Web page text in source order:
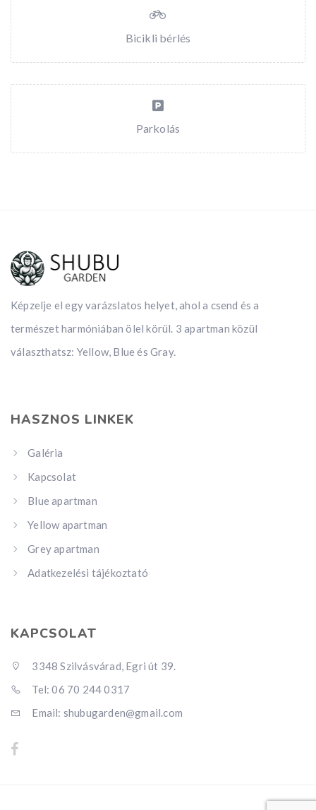
Bicikli bérlés
Parkolás
Képzelje el egy varázslatos helyet, ahol a csend és a
természet harmóniában ölel körül. 3 apartman közül
választhatsz: Yellow, Blue és Gray.
HASZNOS LINKEK
Galéria
Kapcsolat
Blue apartman
Yellow apartman
Grey apartman
Adatkezelési tájékoztató
KAPCSOLAT
3348 Szilvásvárad, Egri út 39.
Tel: 06 70 244 0317
Email: shubugarden@gmail.com